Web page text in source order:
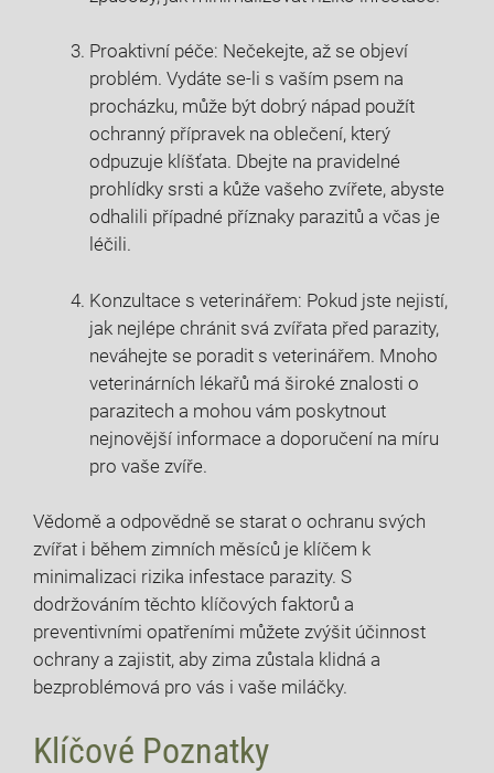
Proaktivní péče: Nečekejte, až se objeví
problém. Vydáte se-li s vaším psem na
procházku, může být dobrý nápad použít
ochranný přípravek na oblečení, který
odpuzuje klíšťata. Dbejte na pravidelné
prohlídky srsti a kůže vašeho zvířete, abyste
odhalili případné příznaky parazitů a včas je
léčili.
Konzultace s veterinářem: Pokud jste nejistí,
jak nejlépe chránit svá zvířata před parazity,
neváhejte se poradit s veterinářem. Mnoho
veterinárních lékařů má široké znalosti o
parazitech a mohou vám poskytnout
nejnovější informace a doporučení na míru
pro vaše zvíře.
Vědomě a odpovědně se starat o ochranu svých
zvířat i během zimních měsíců je klíčem k
minimalizaci rizika infestace parazity. S
dodržováním těchto klíčových faktorů a
preventivními opatřeními můžete zvýšit účinnost
ochrany a zajistit, aby zima zůstala klidná a
bezproblémová pro vás i vaše miláčky.
Klíčové Poznatky